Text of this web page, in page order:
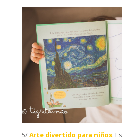
5/Arte divertido para niños.